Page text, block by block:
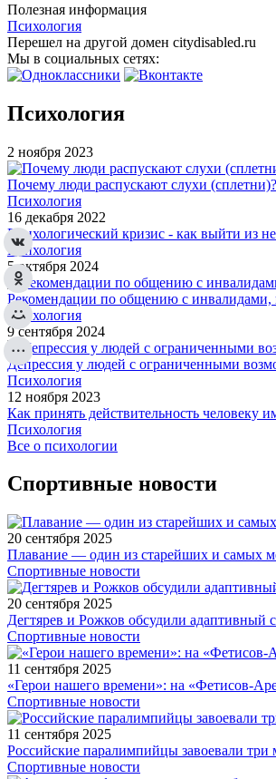
Полезная информация
Психология
Перешел на другой домен citydisabled.ru
Мы в социальных сетях:
Психология
2 ноября 2023
Почему люди распускают слухи
Психология
16 декабря 2022
Психологический кризис - как выйти из
Психология
5 октября 2024
Рекомендации по общению с
Психология
9 сентября 2024
Депрессия у людей с ограниченными
Психология
12 ноября 2023
Как принять действительность человеку
Психология
Все о психологии
Спортивные новости
20 сентября 2025
Плавание — один из старейших и самых
Спортивные новости
20 сентября 2025
Дегтярев и Рожков обсудили адаптивный
Спортивные новости
11 сентября 2025
«Герои нашего времени»: на «Фетисов-
Спортивные новости
11 сентября 2025
Российские паралимпийцы завоевали
Спортивные новости